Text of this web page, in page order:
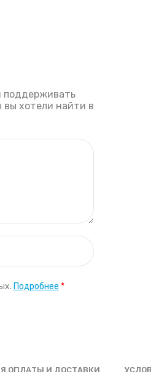
поддерживать
вы хотели найти в
Подробнее *
ОПЛАТЫ И ДОСТАВКИ